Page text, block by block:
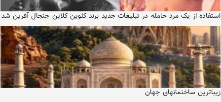
استفاده از یک مرد حامله در تبلیغات جدید برند کلوین کلاین جنجال آفرین شد
زیباترین ساختمانهای جهان